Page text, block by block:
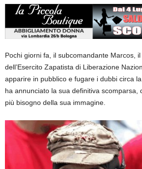
Pochi giorni fa, il subcomandante Marcos,
dell’Esercito Zapatista di Liberazione
apparire in pubblico e fugare i dubbi circa
ha annunciato la sua definitiva scomparsa,
più bisogno della sua immagine.